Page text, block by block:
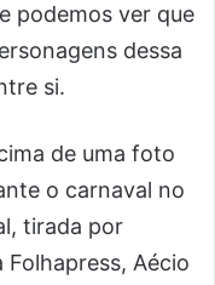
podemos ver que
dessa
si.
de uma foto
o carnaval no
tirada por
Aécio